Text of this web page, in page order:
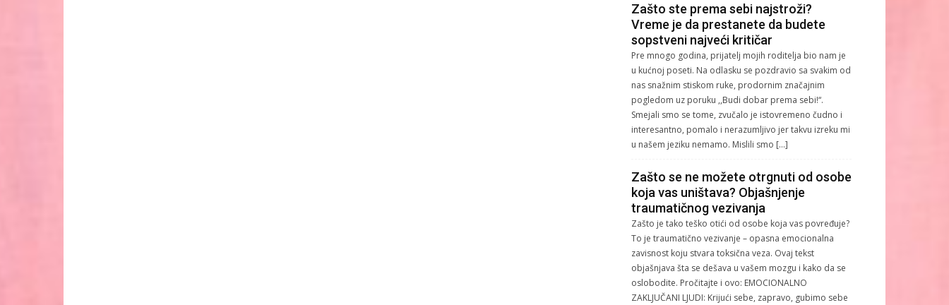
Zašto ste prema sebi najstroži?
Vreme je da prestanete da budete
sopstveni najveći kritičar
Pre mnogo godina, prijatelj mojih roditelja bio nam je
u kućnoj poseti. Na odlasku se pozdravio sa svakim od
nas snažnim stiskom ruke, prodornim značajnim
pogledom uz poruku ,,Budi dobar prema sebi!“.
Smejali smo se tome, zvučalo je istovremeno čudno i
interesantno, pomalo i nerazumljivo jer takvu izreku mi
u našem jeziku nemamo. Mislili smo […]
Zašto se ne možete otrgnuti od osobe
koja vas uništava? Objašnjenje
traumatičnog vezivanja
Zašto je tako teško otići od osobe koja vas povređuje?
To je traumatično vezivanje – opasna emocionalna
zavisnost koju stvara toksična veza. Ovaj tekst
objašnjava šta se dešava u vašem mozgu i kako da se
oslobodite. Pročitajte i ovo: EMOCIONALNO
ZAKLJUČANI LJUDI: Krijući sebe, zapravo, gubimo sebe